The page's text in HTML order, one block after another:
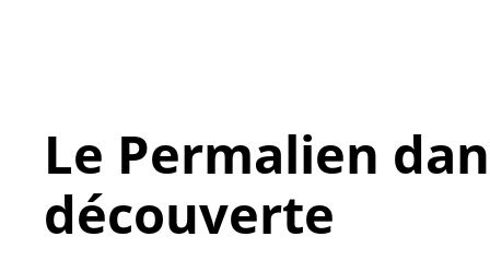
Le Permalien
découverte